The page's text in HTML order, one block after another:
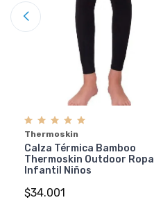
Thermoskin
Calza Térmica Bamboo
Thermoskin Outdoor Ropa
Infantil Niños
$34.001